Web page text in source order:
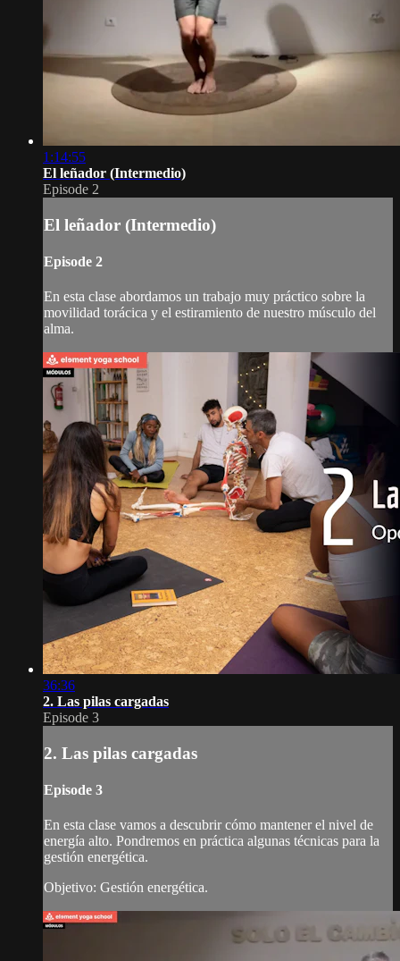
1:14:55
El leñador (Intermedio)
Episode 2
El leñador (Intermedio)
Episode 2
En esta clase abordamos un trabajo muy práctico sobre la
movilidad torácica y el estiramiento de nuestro músculo del
alma.
36:36
2. Las pilas cargadas
Episode 3
2. Las pilas cargadas
Episode 3
En esta clase vamos a descubrir cómo mantener el nivel de
energía alto. Pondremos en práctica algunas técnicas para la
gestión energética.
Objetivo: Gestión energética.